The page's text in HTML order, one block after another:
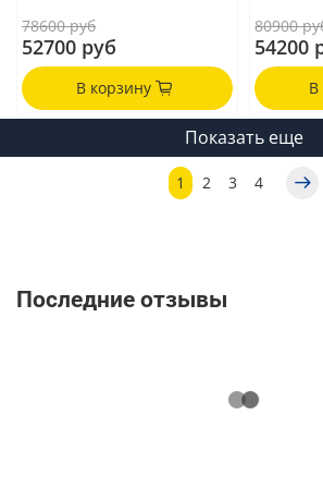
78600 руб
52700 руб
В корзину
80900
54200
В
Показать еще
1 2 3 4
Последние отзывы